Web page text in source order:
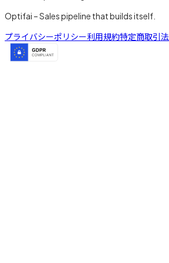
Optifai – Sales pipeline that builds itself.
プライバシーポリシー利用規約特定商取引法